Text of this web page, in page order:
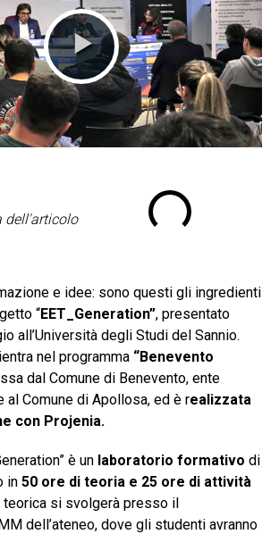
dell'articolo
e idee: sono questi gli ingredienti
“EET_Generation”, presentato
all’Università degli Studi del Sannio.
nel programma “Benevento
dal Comune di Benevento, ente
Comune di Apollosa, ed è realizzata
con Projenia.
è un laboratorio formativo di
in50 ore di teoria e 25 ore di attività
teorica si svolgerà presso il
dell’ateneo, dove gli studenti avranno